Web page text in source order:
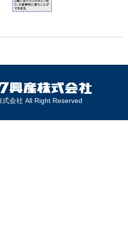
会社 All Right Reserved